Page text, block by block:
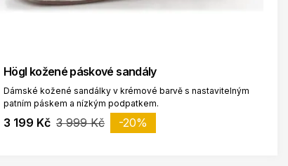
Högl kožené páskové sandály
Dámské kožené sandálky v krémové barvě s nastavitelným
patním páskem a nízkým podpatkem.
3 199 Kč 3 999 Kč -20%